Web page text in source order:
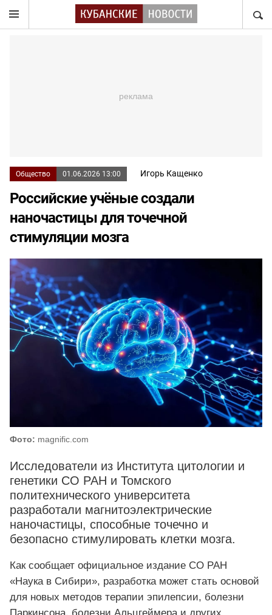
Общество 01.06.2026 13:00 Игорь Кащенко
Российские учёные создали
наночастицы для точечной
стимуляции мозга
Фото: magnific.com
Исследователи из Института цитологии и
генетики СО РАН и Томского
политехнического университета
разработали магнитоэлектрические
наночастицы, способные точечно и
безопасно стимулировать клетки мозга.
Как сообщает официальное издание СО РАН
«Наука в Сибири», разработка может стать основой
для новых методов терапии эпилепсии, болезни